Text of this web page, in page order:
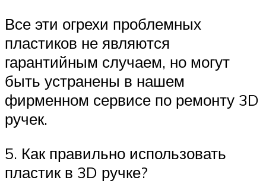
Все эти огрехи проблемных
пластиков не являются
гарантийным случаем, но могут
быть устранены в нашем
фирменном сервисе по ремонту 3D
ручек.
5. Как правильно использовать
пластик в 3D ручке?